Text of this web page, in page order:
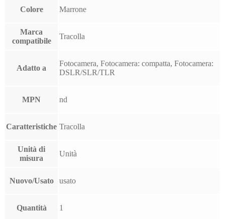
Colore Marrone
Marca
compatibile
Tracolla
Adatto a
Fotocamera, Fotocamera: compatta, Fotocamera:
DSLR/SLR/TLR
MPN nd
Caratteristiche Tracolla
Unità di
misura
Unità
Nuovo/Usato usato
Quantità 1